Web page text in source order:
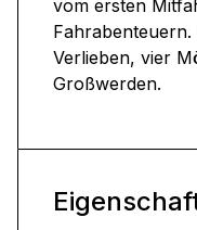
vom ersten
Verlieben, vier
Großwerden.